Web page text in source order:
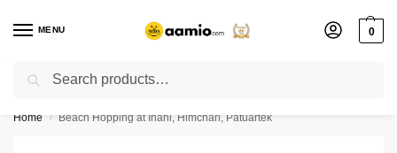
MENU 0
Flash sale unlocked ⚡ % off with code “”
Home / Beach Hopping at Inani, Himchari, Patuartek